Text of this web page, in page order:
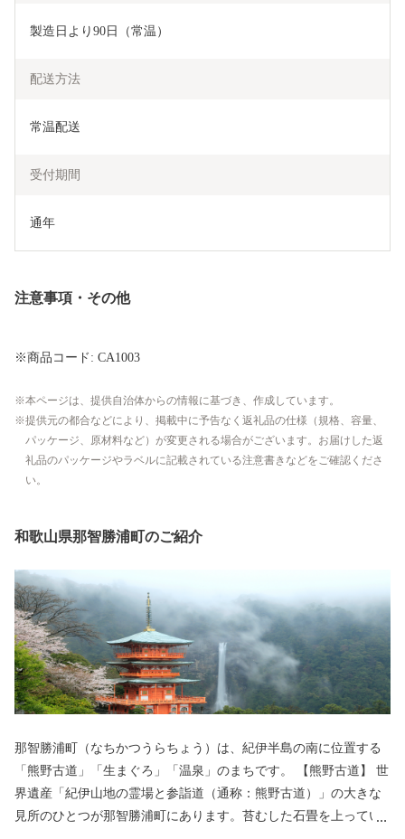
製造日より90日（常温）
配送方法
常温配送
受付期間
通年
注意事項・その他
※商品コード: CA1003
本ページは、提供自治体からの情報に基づき、作成しています。
提供元の都合などにより、掲載中に予告なく返礼品の仕様（規格、容量、
パッケージ、原材料など）が変更される場合がございます。お届けした返
礼品のパッケージやラベルに記載されている注意書きなどをご確認くださ
い。
和歌山県那智勝浦町のご紹介
那智勝浦町（なちかつうらちょう）は、紀伊半島の南に位置する
「熊野古道」「生まぐろ」「温泉」のまちです。 【熊野古道】 世
界遺産「紀伊山地の霊場と参詣道（通称：熊野古道）」の大きな
見所のひとつが那智勝浦町にあります。苔むした石畳を上ってい